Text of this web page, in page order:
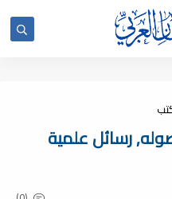
فقه وأصوله, رسائل علمية